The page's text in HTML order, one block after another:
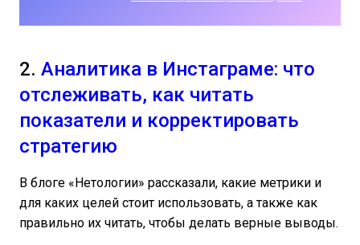
2. Аналитика в Инстаграме: что
отслеживать, как читать
показатели и корректировать
стратегию
В блоге «Нетологии» рассказали, какие метрики и
для каких целей стоит использовать, а также как
правильно их читать, чтобы делать верные выводы.